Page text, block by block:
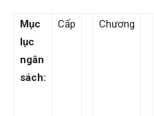
Mục
lục
ngân
sách:
Cấp Chương